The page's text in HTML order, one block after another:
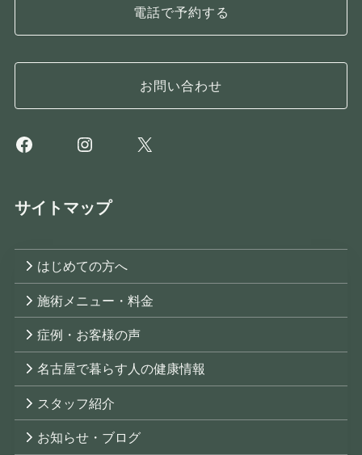
電話で予約する
お問い合わせ
FacebookInstagram
X
サイトマップ
はじめての方へ
施術メニュー・料金
症例・お客様の声
名古屋で暮らす人の健康情報
スタッフ紹介
お知らせ・ブログ